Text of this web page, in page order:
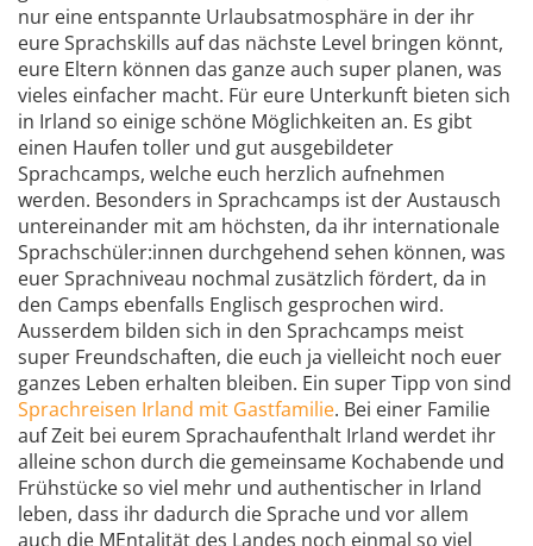
nur eine entspannte Urlaubsatmosphäre in der ihr
eure Sprachskills auf das nächste Level bringen könnt,
eure Eltern können das ganze auch super planen, was
vieles einfacher macht. Für eure Unterkunft bieten sich
in Irland so einige schöne Möglichkeiten an. Es gibt
einen Haufen toller und gut ausgebildeter
Sprachcamps, welche euch herzlich aufnehmen
werden. Besonders in Sprachcamps ist der Austausch
untereinander mit am höchsten, da ihr internationale
Sprachschüler:innen durchgehend sehen können, was
euer Sprachniveau nochmal zusätzlich fördert, da in
den Camps ebenfalls Englisch gesprochen wird.
Ausserdem bilden sich in den Sprachcamps meist
super Freundschaften, die euch ja vielleicht noch euer
ganzes Leben erhalten bleiben. Ein super Tipp von sind
Sprachreisen Irland mit Gastfamilie. Bei einer Familie
auf Zeit bei eurem Sprachaufenthalt Irland werdet ihr
alleine schon durch die gemeinsame Kochabende und
Frühstücke so viel mehr und authentischer in Irland
leben, dass ihr dadurch die Sprache und vor allem
auch die MEntalität des Landes noch einmal so viel